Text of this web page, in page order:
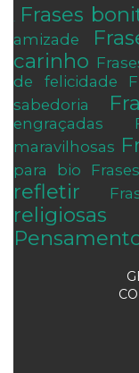
Frases
amizade
carinho
de felicidade
sabedoria
engraçadas
maravilhosas
para bio
refletir
religiosas